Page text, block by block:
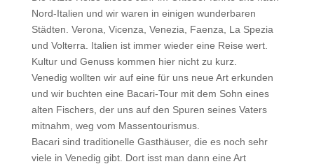
Nord-Italien und wir waren in einigen wunderbaren
Städten. Verona, Vicenza, Venezia, Faenza, La Spezia
und Volterra. Italien ist immer wieder eine Reise wert.
Kultur und Genuss kommen hier nicht zu kurz.
Venedig wollten wir auf eine für uns neue Art erkunden
und wir buchten eine Bacari-Tour mit dem Sohn eines
alten Fischers, der uns auf den Spuren seines Vaters
mitnahm, weg vom Massentourismus.
Bacari sind traditionelle Gasthäuser, die es noch sehr
viele in Venedig gibt. Dort isst man dann eine Art